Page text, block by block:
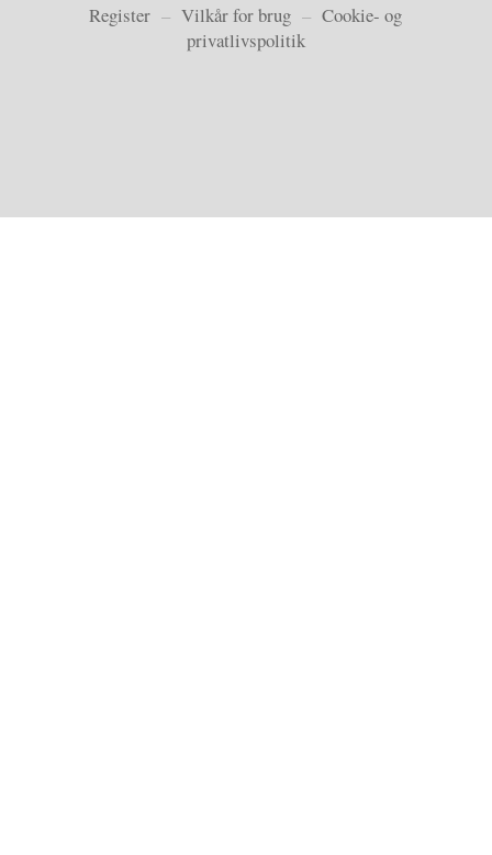
Register –Vilkår for brug –Cookie- og
privatlivspolitik